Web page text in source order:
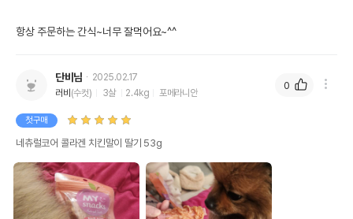
항상 주문하는 간식~너무 잘먹어요~^^
단비님
2025.02.17
러비 (수컷) 3살 2.4kg 포메라니안
첫구매
네츄럴코어 콜라겐 치킨말이 딸기 53g
0